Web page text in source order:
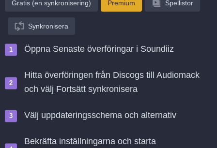
Gratis (en synkronisering) Premium Spellistor
Synkronisera
Öppna Senaste överföringar i Soundiiz
Hitta överföringen från Discogs till Audiomack
och välj Fortsätt synkronisera
Välj uppdateringsschema och alternativ
Bekräfta inställningarna och starta